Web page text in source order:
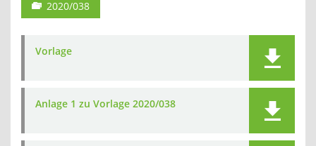
2020/038
Vorlage
Anlage 1 zu Vorlage 2020/038